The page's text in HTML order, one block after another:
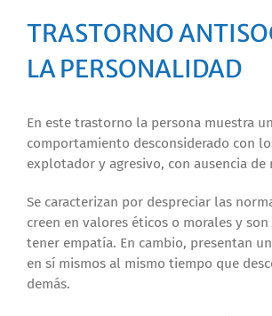
TRASTORNO
LA PERSONALIDAD
En este trastorno la persona muestra un
comportamiento desconsiderado con
explotador y agresivo, con ausencia
Se caracterizan por despreciar las
creen en valores éticos o morales y son
tener empatía. En cambio, presentan
en sí mismos al mismo tiempo que
demás.